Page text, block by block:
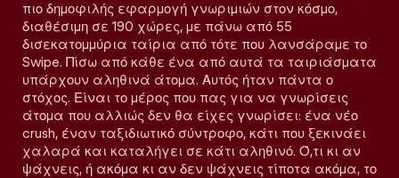
πιο δημοφιλής εφαρμογή γνωριμιών στον κόσμο,
διαθέσιμη σε 190 χώρες, με πάνω από 55
δισεκατομμύρια ταίρια από τότε που λανσάραμε το
Swipe. Πίσω από κάθε ένα από αυτά τα ταιριάσματα
υπάρχουν αληθινά άτομα. Αυτός ήταν πάντα ο
στόχος. Είναι το μέρος που πας για να γνωρίσεις
άτομα που αλλιώς δεν θα είχες γνωρίσει: ένα νέο
crush, έναν ταξιδιωτικό σύντροφο, κάτι που ξεκινάει
χαλαρά και καταλήγει σε κάτι αληθινό. Ό,τι κι αν
ψάχνεις, ή ακόμα κι αν δεν ψάχνεις τίποτα ακόμα, το